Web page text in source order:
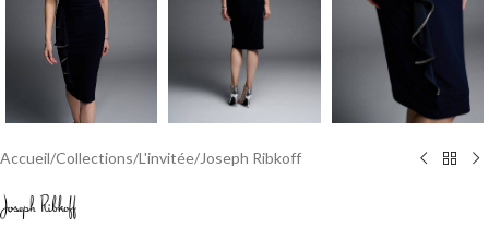
Accueil/Collections/L'invitée/Joseph Ribkoff